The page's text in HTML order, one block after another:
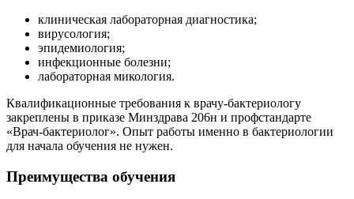
клиническая лабораторная диагностика;
вирусология;
эпидемиология;
инфекционные болезни;
лабораторная микология.
Квалификационные требования к врачу-бактериологу
закреплены в приказе Минздрава 206н и профстандарте
«Врач-бактериолог». Опыт работы именно в бактериологии
для начала обучения не нужен.
Преимущества обучения